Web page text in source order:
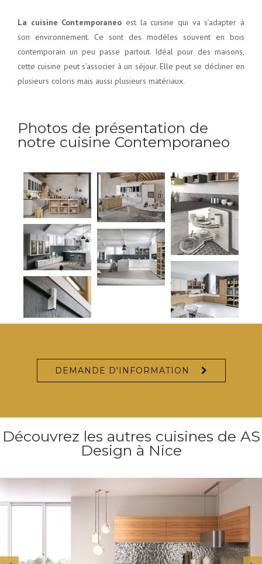
La cuisine Contemporaneo est la cuisine qui va s’adapter à
son environnement. Ce sont des modèles souvent en bois
contemporain un peu passe partout. Idéal pour des maisons,
cette cuisine peut s’associer à un séjour. Elle peut se décliner en
plusieurs coloris mais aussi plusieurs matériaux.
Photos de présentation de
notre cuisine Contemporaneo
DEMANDE D'INFORMATION
Découvrez les autres cuisines de AS
Design à Nice